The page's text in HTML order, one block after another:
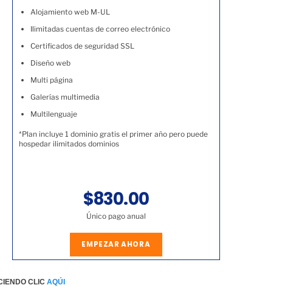
Alojamiento web M-UL
Ilimitadas cuentas de correo electrónico
Certificados de seguridad SSL
Diseño web
Multi página
Galerías multimedia
Multilenguaje
*Plan incluye 1 dominio gratis el primer año pero puede
hospedar ilimitados dominios
$830.00
Único pago anual
EMPEZAR AHORA
CLIC AQÚI